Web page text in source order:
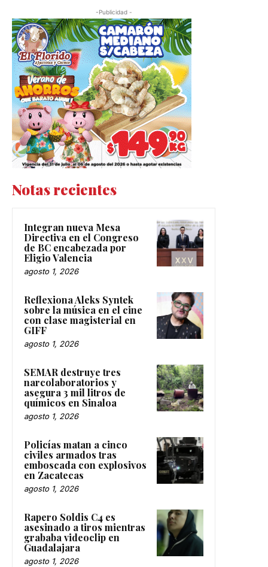
-Publicidad -
Notas recientes
Integran nueva Mesa
Directiva en el Congreso
de BC encabezada por
Eligio Valencia
agosto 1, 2026
Reflexiona Aleks Syntek
sobre la música en el cine
con clase magisterial en
GIFF
agosto 1, 2026
SEMAR destruye tres
narcolaboratorios y
asegura 3 mil litros de
químicos en Sinaloa
agosto 1, 2026
Policías matan a cinco
civiles armados tras
emboscada con explosivos
en Zacatecas
agosto 1, 2026
Rapero Soldis C4 es
asesinado a tiros mientras
grababa videoclip en
Guadalajara
agosto 1, 2026